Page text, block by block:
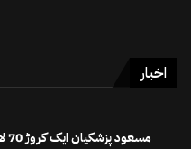
اخبار
مسعود پزشکیان ایک کروڑ 70 لاکھ ووٹ حاصل کرکے ایران کے صدر بن گئے